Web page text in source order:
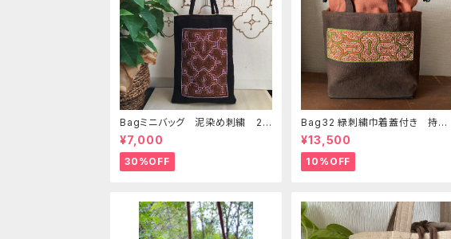
Bagミニバッグ 泥染め刺繍 20
x28cm iPadケース お出かけバ
ッグ 先住民族 工芸 手刺繍 S
hipibo bag 手仕事
¥7,000
30%OFF
Bag32 緑刺繍巾着蓋付き 持ち
手裏泥染め無地 巾着蓋奄美大
島の車輪梅色 シピボバック
¥13,500
10%OFF